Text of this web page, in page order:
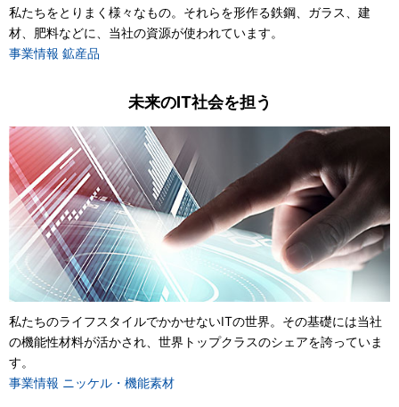
私たちをとりまく様々なもの。それらを形作る鉄鋼、ガラス、建
材、肥料などに、当社の資源が使われています。
事業情報 鉱産品
未来のIT社会を担う
私たちのライフスタイルでかかせないITの世界。その基礎には当社
の機能性材料が活かされ、世界トップクラスのシェアを誇っていま
す。
事業情報 ニッケル・機能素材